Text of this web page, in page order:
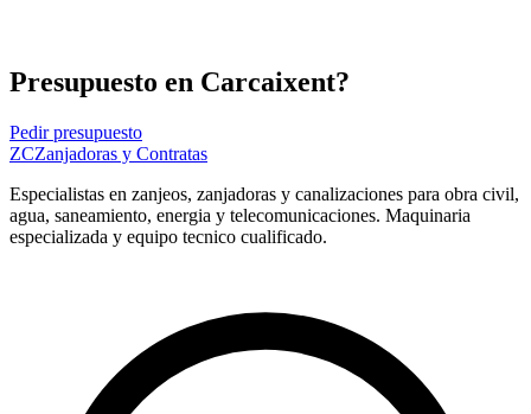
Presupuesto en Carcaixent?
Pedir presupuesto
ZCZanjadoras y Contratas
Especialistas en zanjeos, zanjadoras y canalizaciones para obra civil,
agua, saneamiento, energia y telecomunicaciones. Maquinaria
especializada y equipo tecnico cualificado.